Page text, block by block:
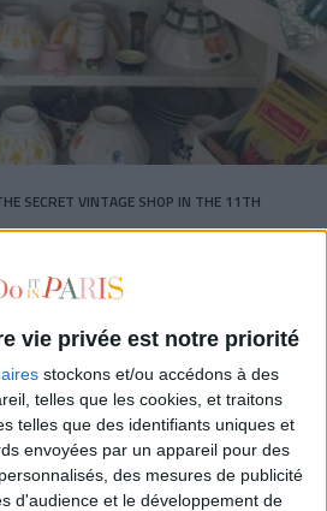
vie privée est notre priorité
stockons et/ou accédons à des
telles que les cookies, et traitons
telles que des identifiants uniques et
envoyées par un appareil pour des
des mesures de publicité
d'audience et le développement de
SECRET VINTAGE SHOP IN THE 11TH